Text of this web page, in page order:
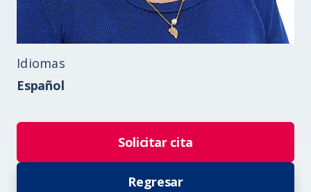
Idiomas
Español
Solicitar cita
Regresar